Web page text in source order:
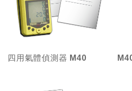
四用氣體偵測器 M40